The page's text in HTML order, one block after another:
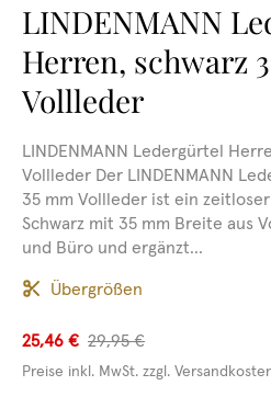
LINDENMANN
Herren, schwarz
Vollleder
LINDENMANN Ledergürtel
Vollleder Der LINDENMANN
35 mm Vollleder ist ein
Schwarz mit 35 mm Breite aus
und Büro und ergänzt...
Übergrößen
25,46 € 29,95 €
Preise inkl. MwSt. zzgl.